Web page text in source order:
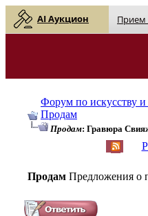
AI Аукцион Прием
Форум по искусству
Продам
Продам: Гравюра
Продам Предложения о